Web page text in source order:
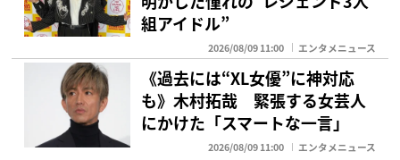
組アイドル”
2026/08/09 11:00 エンタメニュース
《過去には“XL女優”に神対応
も》木村拓哉 緊張する女芸人
にかけた「スマートな一言」
2026/08/09 11:00 エンタメニュース